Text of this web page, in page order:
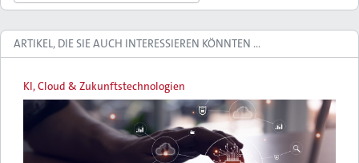
ARTIKEL, DIE SIE AUCH INTERESSIEREN KÖNNTEN …
KI, Cloud & Zukunftstechnologien